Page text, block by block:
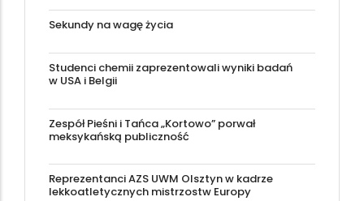
Sekundy na wagę życia
Studenci chemii zaprezentowali wyniki badań
w USA i Belgii
Zespół Pieśni i Tańca „Kortowo” porwał
meksykańską publiczność
Reprezentanci AZS UWM Olsztyn w kadrze
lekkoatletycznych mistrzostw Europy